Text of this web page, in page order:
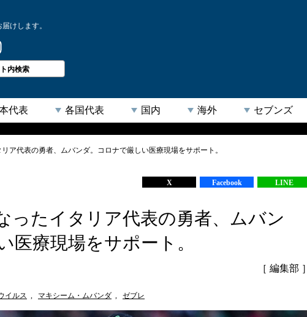
けします。
ック
内検索
代表 各国代表 国内 海外 セブンズ
ア代表の勇者、ムバンダ。コロナで厳しい医療現場をサポート。
X Facebook LINE
ったイタリア代表の勇者、ムバン
医療現場をサポート。
［ 編集部 ］
イルス , マキシーム・ムバンダ , ゼブレ